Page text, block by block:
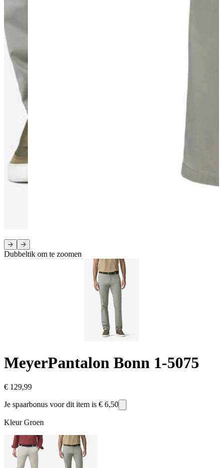
Dubbeltik om te zoomen
MeyerPantalon Bonn 1-5075
€ 129,99
Je spaarbonus voor dit item is € 6,50
KleurGroen